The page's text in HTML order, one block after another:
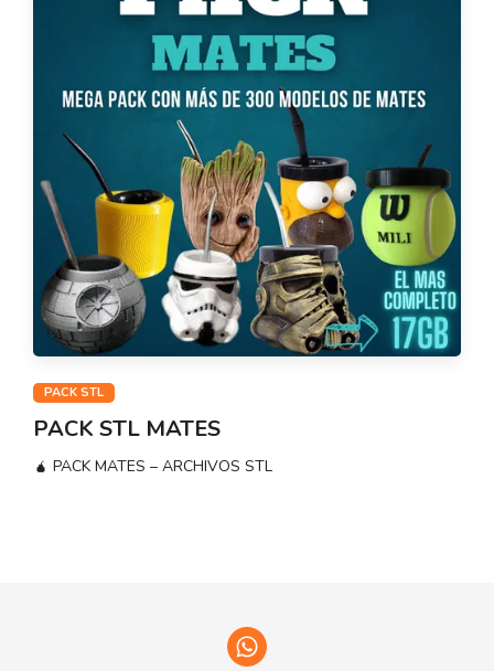
PACK STL
PACK STL MATES
🧉 PACK MATES – ARCHIVOS STL